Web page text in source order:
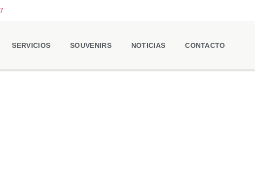
SERVICIOS SOUVENIRS NOTICIAS CONTACTO